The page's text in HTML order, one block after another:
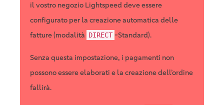
il vostro negozio Lightspeed deve essere
configurato per la creazione automatica delle
fatture (modalità DIRECT -Standard).
Senza questa impostazione, i pagamenti non
possono essere elaborati e la creazione dell’ordine
fallirà.